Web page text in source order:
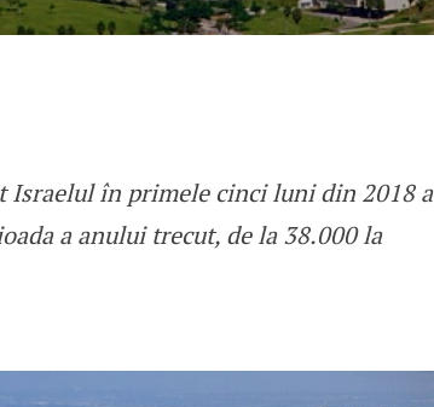
în creștere
în primele cinci luni din 2018 a
a anului trecut, de la 38.000 la